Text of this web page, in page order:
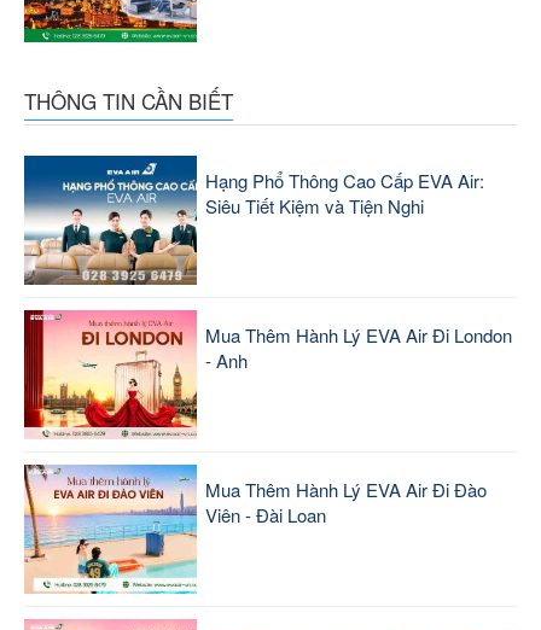
THÔNG TIN CẦN BIẾT
Hạng Phổ Thông Cao Cấp EVA Air:
Siêu Tiết Kiệm và Tiện Nghi
Mua Thêm Hành Lý EVA Air Đi London
- Anh
Mua Thêm Hành Lý EVA Air Đi Đào
Viên - Đài Loan